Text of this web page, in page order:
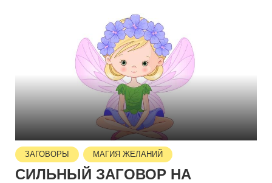
ЗАГОВОРЫ МАГИЯ ЖЕЛАНИЙ
СИЛЬНЫЙ ЗАГОВОР НА